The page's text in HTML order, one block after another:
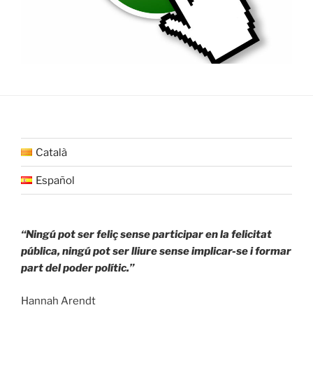
Català
Español
“Ningú pot ser feliç sense participar en la felicitat
pública, ningú pot ser lliure sense implicar-se i formar
part del poder polític.”
Hannah Arendt